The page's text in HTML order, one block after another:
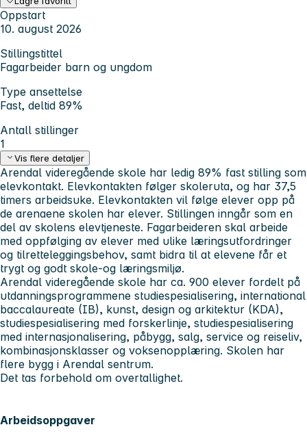
Oppstart
10. august 2026
Stillingstittel
Fagarbeider barn og ungdom
Type ansettelse
Fast, deltid 89%
Antall stillinger
1
Vis flere detaljer
Arendal videregående skole har ledig 89% fast stilling som
elevkontakt. Elevkontakten følger skoleruta, og har 37,5
timers arbeidsuke. Elevkontakten vil følge elever opp på
de arenaene skolen har elever. Stillingen inngår som en
del av skolens elevtjeneste. Fagarbeideren skal arbeide
med oppfølging av elever med ulike læringsutfordringer
og tilretteleggingsbehov, samt bidra til at elevene får et
trygt og godt skole-og læringsmiljø.
Arendal videregående skole har ca. 900 elever fordelt på
utdanningsprogrammene studiespesialisering, international
baccalaureate (IB), kunst, design og arkitektur (KDA),
studiespesialisering med forskerlinje, studiespesialisering
med internasjonalisering, påbygg, salg, service og reiseliv,
kombinasjonsklasser og voksenopplæring. Skolen har
flere bygg i Arendal sentrum.
Det tas forbehold om overtallighet.
Arbeidsoppgaver